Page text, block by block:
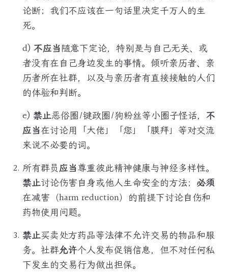
论断；我们不应该在一句话里决定千万人的生
死。
d) 不应当随意下定论，特别是与自己无关、或
者没有在自己身边发生的事情。倾听亲历者、亲
历者所在社群，以及与亲历者有直接接触的人们
的体验和判断。
e) 禁止恶俗圈/键政圈/狗粉丝等小圈子怪话， 不
应当在讨论用「大佬」「您」「膜拜」等对交流
来说不必要的词。
所有群员应当尊重彼此精神健康与神经多样性。
禁止讨论伤害自身或他人生命安全的方法； 必须
在减害（harm reduction）的前提下讨论自伤和
药物使用问题。
禁止买卖处方药品等法律不允许交易的物品和服
务。社群允许个人发布促销信息，但不对任何私
下发生的交易行为做出担保。